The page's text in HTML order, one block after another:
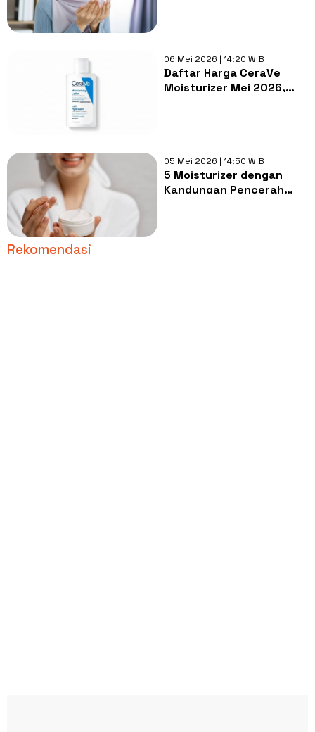
06 Mei 2026 | 14:20 WIB
Daftar Harga CeraVe
Moisturizer Mei 2026,
05 Mei 2026 | 14:50 WIB
5 Moisturizer dengan
Kandungan Pencerah
Rekomendasi